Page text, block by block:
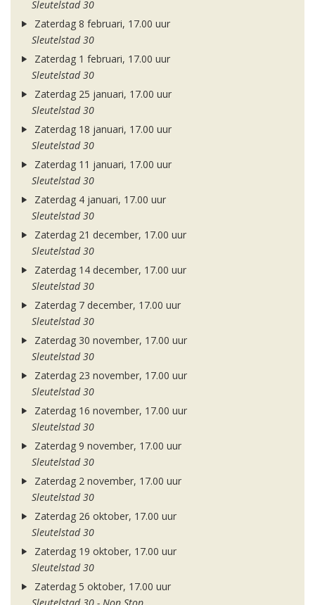
Sleutelstad 30
Zaterdag 8 februari, 17.00 uur
Sleutelstad 30
Zaterdag 1 februari, 17.00 uur
Sleutelstad 30
Zaterdag 25 januari, 17.00 uur
Sleutelstad 30
Zaterdag 18 januari, 17.00 uur
Sleutelstad 30
Zaterdag 11 januari, 17.00 uur
Sleutelstad 30
Zaterdag 4 januari, 17.00 uur
Sleutelstad 30
Zaterdag 21 december, 17.00 uur
Sleutelstad 30
Zaterdag 14 december, 17.00 uur
Sleutelstad 30
Zaterdag 7 december, 17.00 uur
Sleutelstad 30
Zaterdag 30 november, 17.00 uur
Sleutelstad 30
Zaterdag 23 november, 17.00 uur
Sleutelstad 30
Zaterdag 16 november, 17.00 uur
Sleutelstad 30
Zaterdag 9 november, 17.00 uur
Sleutelstad 30
Zaterdag 2 november, 17.00 uur
Sleutelstad 30
Zaterdag 26 oktober, 17.00 uur
Sleutelstad 30
Zaterdag 19 oktober, 17.00 uur
Sleutelstad 30
Zaterdag 5 oktober, 17.00 uur